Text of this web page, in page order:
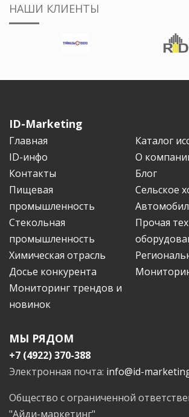
НАШИ КЛИЕНТЫ
ID-Marketing
Главная
Каталог
ID-инфо
О
Контакты
Блог
Пищевая
промышленность
Сельское
Стекольная
промышленность
Прочая
Химическая отрасль
Досье конкурента
Мониторинг трендов и
новинок
МЫ РЯДОМ
+7 (4922) 370-388
Электронная почта: info@id-
Общество с ограниченной
"Айди-маркетинг"